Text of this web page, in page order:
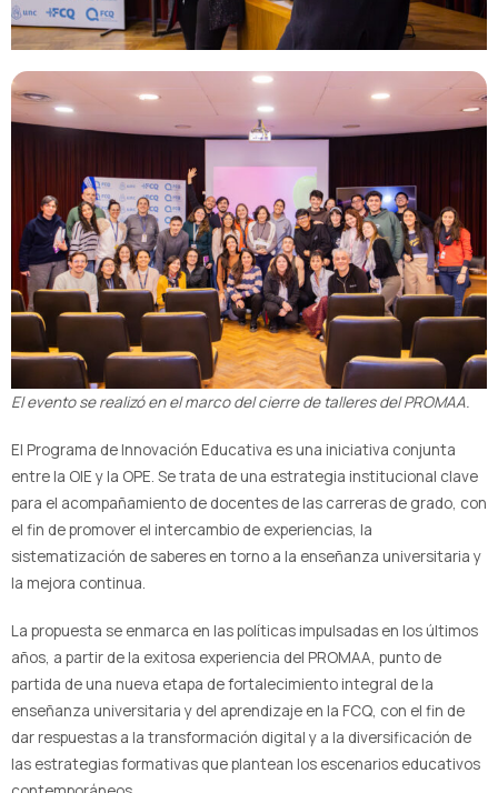
El evento se realizó en el marco del cierre de talleres del PROMAA.
El Programa de Innovación Educativa es una iniciativa conjunta
entre la OIE y la OPE. Se trata de una estrategia institucional clave
para el acompañamiento de docentes de las carreras de grado, con
el fin de promover el intercambio de experiencias, la
sistematización de saberes en torno a la enseñanza universitaria y
la mejora continua.
La propuesta se enmarca en las políticas impulsadas en los últimos
años, a partir de la exitosa experiencia del PROMAA, punto de
partida de una nueva etapa de fortalecimiento integral de la
enseñanza universitaria y del aprendizaje en la FCQ, con el fin de
dar respuestas a la transformación digital y a la diversificación de
las estrategias formativas que plantean los escenarios educativos